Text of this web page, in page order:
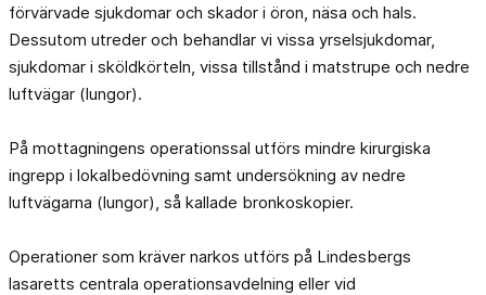
förvärvade sjukdomar och skador i öron, näsa och hals.
Dessutom utreder och behandlar vi vissa yrselsjukdomar,
sjukdomar i sköldkörteln, vissa tillstånd i matstrupe och nedre
luftvägar (lungor).
På mottagningens operationssal utförs mindre kirurgiska
ingrepp i lokalbedövning samt undersökning av nedre
luftvägarna (lungor), så kallade bronkoskopier.
Operationer som kräver narkos utförs på Lindesbergs
lasaretts centrala operationsavdelning eller vid